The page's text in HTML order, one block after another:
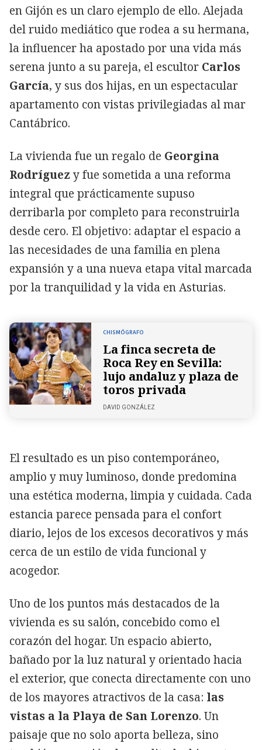
en Gijón es un claro ejemplo de ello. Alejada
del ruido mediático que rodea a su hermana,
la influencer ha apostado por una vida más
serena junto a su pareja, el escultor Carlos
García, y sus dos hijas, en un espectacular
apartamento con vistas privilegiadas al mar
Cantábrico.
La vivienda fue un regalo de Georgina
Rodríguez y fue sometida a una reforma
integral que prácticamente supuso
derribarla por completo para reconstruirla
desde cero. El objetivo: adaptar el espacio a
las necesidades de una familia en plena
expansión y a una nueva etapa vital marcada
por la tranquilidad y la vida en Asturias.
CHISMÓGRAFO
La finca secreta de
Roca Rey en Sevilla:
lujo andaluz y plaza de
toros privada
DAVID GONZÁLEZ
El resultado es un piso contemporáneo,
amplio y muy luminoso, donde predomina
una estética moderna, limpia y cuidada. Cada
estancia parece pensada para el confort
diario, lejos de los excesos decorativos y más
cerca de un estilo de vida funcional y
acogedor.
Uno de los puntos más destacados de la
vivienda es su salón, concebido como el
corazón del hogar. Un espacio abierto,
bañado por la luz natural y orientado hacia
el exterior, que conecta directamente con uno
de los mayores atractivos de la casa: las
vistas a la Playa de San Lorenzo. Un
paisaje que no solo aporta belleza, sino